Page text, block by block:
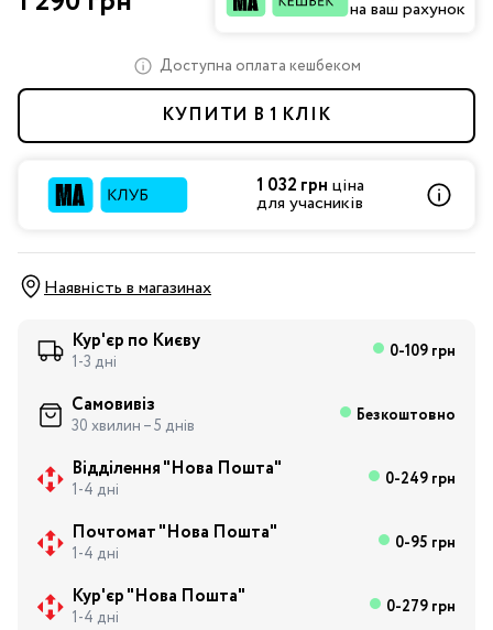
на ваш рахунок
Доступна оплата кешбеком
КУПИТИ В 1 КЛІК
1 032 грн ціна
для учасників
Наявність в магазинах
Кур'єр по Києву
1-3 дні 0-109 грн
Самовивіз
30 хвилин – 5 днів Безкоштовно
Відділення "Нова Пошта"
1-4 дні 0-249 грн
Почтомат "Нова Пошта"
1-4 дні 0-95 грн
Кур'єр "Нова Пошта"
1-4 дні 0-279 грн